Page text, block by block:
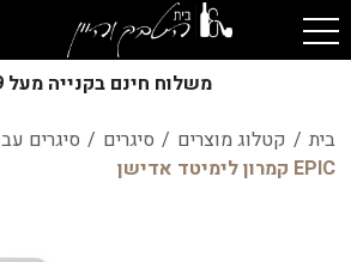
משלוח חינם בקנייה מעל ₪399
בית / קטלוג מוצרים / סיגרים / סיגרים
EPIC קמרון לימיטד אדישן